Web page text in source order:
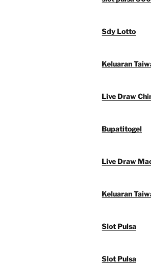
Sdy Lotto
Keluaran
Live Draw
Bupatitogel
Live Draw
Keluaran
Slot Pulsa
Slot Pulsa